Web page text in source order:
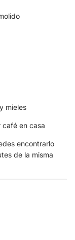
mieles
en casa
encontrarlo
de la misma